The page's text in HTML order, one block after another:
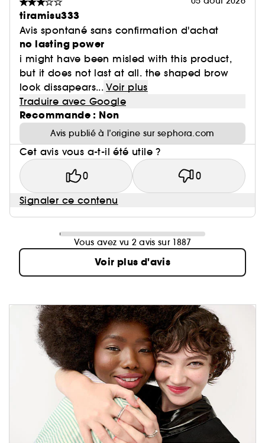
tiramisu333
Avis spontané sans confirmation d'achat
no lasting power
i might have been misled with this product,
but it does not last at all. the shaped brow
look dissapears... Voir plus
Traduire avec Google
Recommande : Non
Avis publié à l’origine sur sephora.com
Cet avis vous a-t-il été utile ?
0 0
Signaler ce contenu
Vous avez vu 2 avis sur 1887
Voir plus d'avis